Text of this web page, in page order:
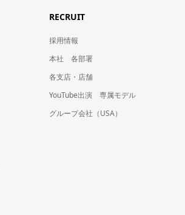
RECRUIT
採用情報
本社 各部署
各支店・店舗
YouTube出演 専属モデル
グループ会社（USA）